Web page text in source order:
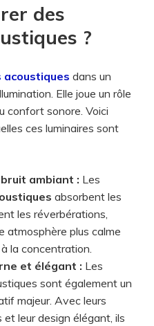
des
?
acoustiques dans un
Elle joue un rôle
confort sonore. Voici
ces luminaires sont
ambiant : Les
absorbent les
les réverbérations,
atmosphère plus calme
la concentration.
et élégant : Les
sont également un
majeur. Avec leurs
et leur design élégant, ils